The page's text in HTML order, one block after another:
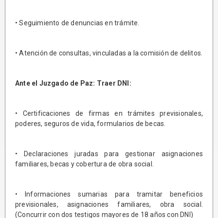
• Seguimiento de denuncias en trámite.
• Atención de consultas, vinculadas a la comisión de delitos.
Ante el Juzgado de Paz: Traer DNI:
• Certificaciones de firmas en trámites previsionales,
poderes, seguros de vida, formularios de becas.
• Declaraciones juradas para gestionar asignaciones
familiares, becas y cobertura de obra social.
• Informaciones sumarias para tramitar beneficios
previsionales, asignaciones familiares, obra social.
(Concurrir con dos testigos mayores de 18 años con DNI)